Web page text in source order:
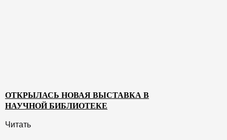
ОТКРЫЛАСЬ НОВАЯ ВЫСТАВКА В
НАУЧНОЙ БИБЛИОТЕКЕ
Читать